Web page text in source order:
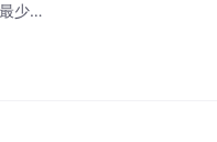
少的